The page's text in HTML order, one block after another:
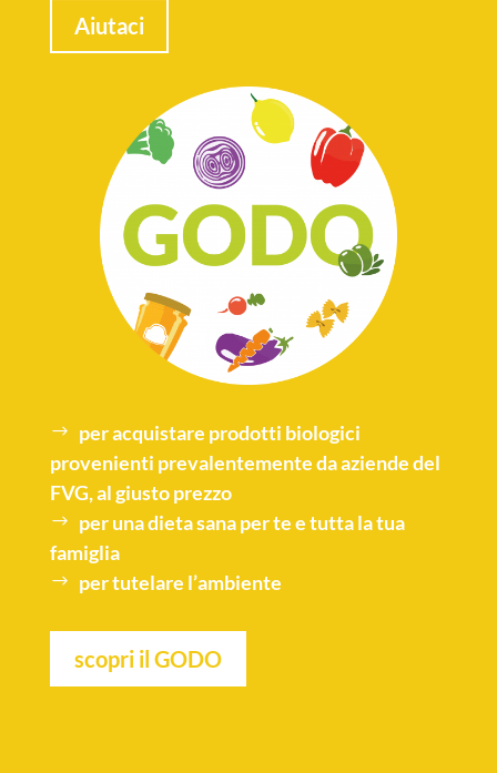
Aiutaci
per acquistare prodotti biologici
provenienti prevalentemente da aziende del
FVG, al giusto prezzo
per unadieta sanaper te e tutta la tua
famiglia
per tutelare l’ambiente
scopri il GODO